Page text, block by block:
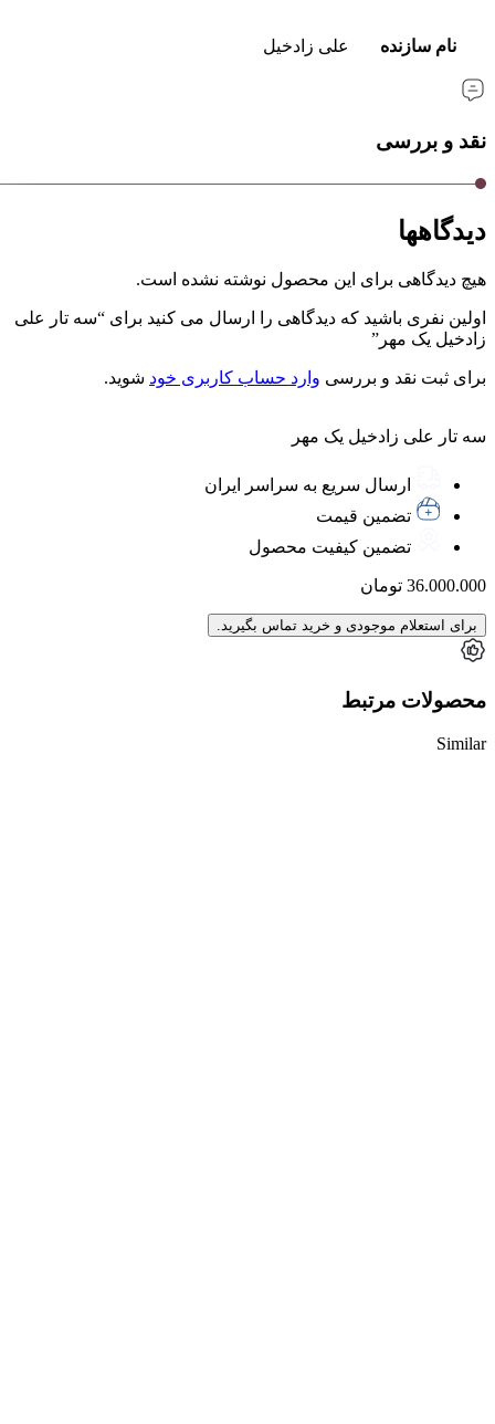
نام سازنده علی زادخیل
نقد و بررسی
دیدگاهها
هیچ دیدگاهی برای این محصول نوشته نشده است.
اولین نفری باشید که دیدگاهی را ارسال می کنید برای “سه تار علی
زادخیل یک مهر”
برای ثبت نقد و بررسی وارد حساب کاربری خود شوید.
سه تار علی زادخیل یک مهر
ارسال سریع به سراسر ایران
تضمین قیمت
تضمین کیفیت محصول
36.000.000 تومان
برای استعلام موجودی و خرید تماس بگیرید.
محصولات مرتبط
Similar